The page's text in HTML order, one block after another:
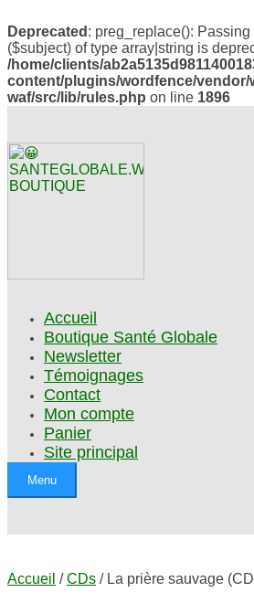
Deprecated : preg_replace():
($subject) of type array|string is
/home/clients/
content/plugins/wordfence/vendor/
waf/src/lib/rules.php on line 1896
Accueil
Boutique Santé Globale
Newsletter
Témoignages
Contact
Mon compte
Panier
Site principal
Menu
Accueil /CDs / La prière sauvage